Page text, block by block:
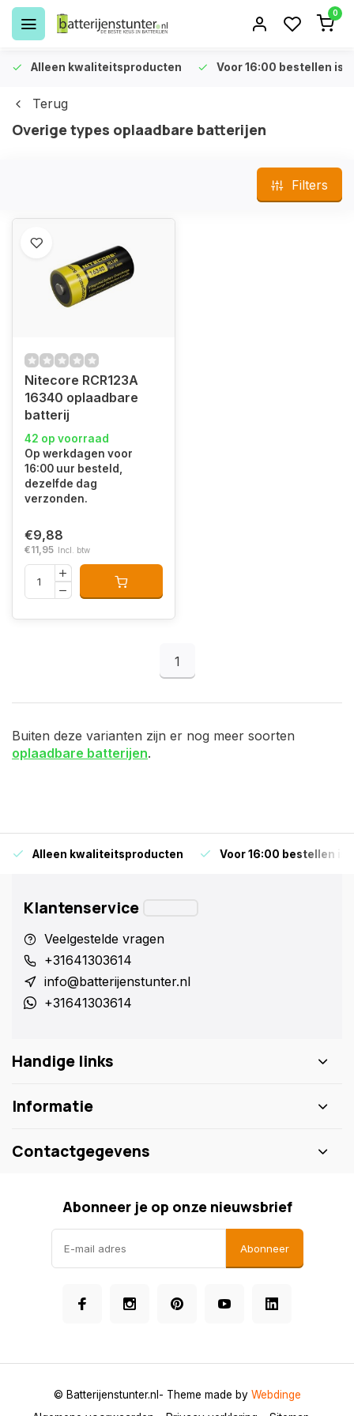
0
Alleen kwaliteitsproducten Voor 16:00 bestellen is
Terug
Overige types oplaadbare batterijen
Filters
Nitecore RCR123A
16340 oplaadbare
batterij
42 op voorraad
Op werkdagen voor
16:00 uur besteld,
dezelfde dag
verzonden.
€9,88
€11,95 Incl. btw
1
Buiten deze varianten zijn er nog meer soorten
oplaadbare batterijen.
Alleen kwaliteitsproducten Voor 16:00 bestellen is
Klantenservice
Veelgestelde vragen
+31641303614
info@batterijenstunter.nl
+31641303614
Handige links
Informatie
Contactgegevens
Abonneer je op onze nieuwsbrief
Abonneer
© Batterijenstunter.nl - Theme made by Webdinge